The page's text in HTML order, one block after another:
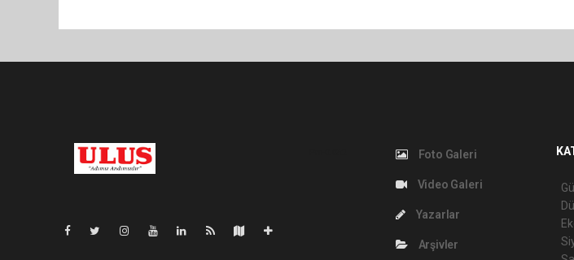
Foto Galeri
Video Galeri
Yazarlar
Arşivler